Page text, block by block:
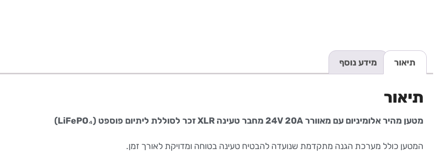
תיאור מידע נוסף
תיאור
מטען מהיר אלומיניום עם מאוורר 24V 20A מחבר טעינה XLR זכר לסוללת ליתיום פוספט (LiFePO₄)
המטען כולל מערכת הגנה מתקדמת שנועדה להבטיח טעינה בטוחה ומדויקת לאורך זמן.